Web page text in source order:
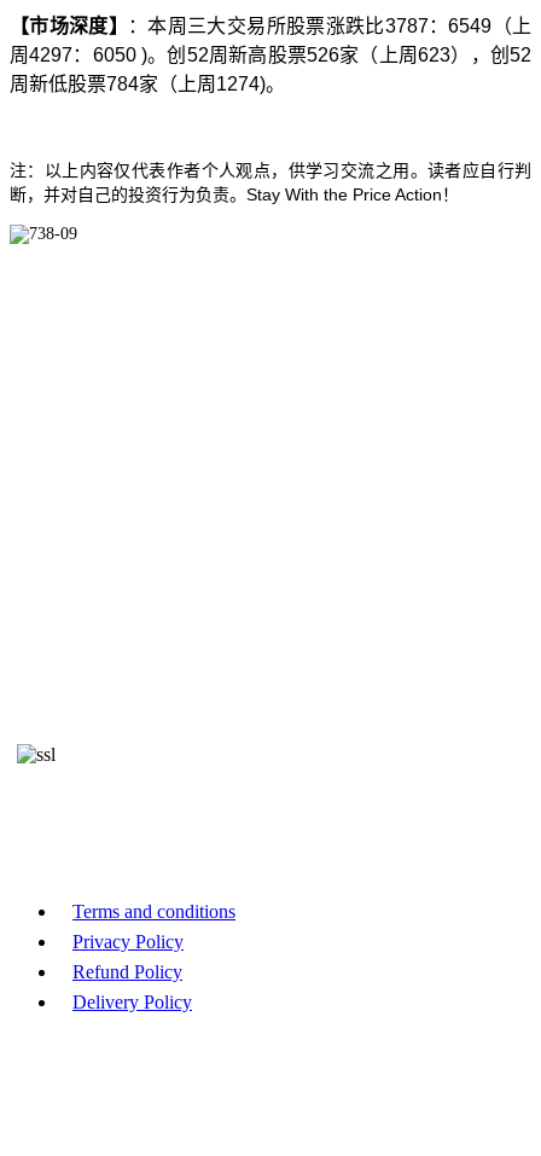
【市场深度】 ：本周三大交易所股票涨跌比3787：6549 （上
周4297： 6050 )。创 52周新高股票526家（上周623），创52
周新低股票784家（上周 1274)。
注：以上内容仅代表作者个人观点，供学习交流之用。读者应自行判
断，并对自己的投资行为负责。 Stay With the Price Action ！
Terms and conditions
Privacy Policy
Refund Policy
Delivery Policy